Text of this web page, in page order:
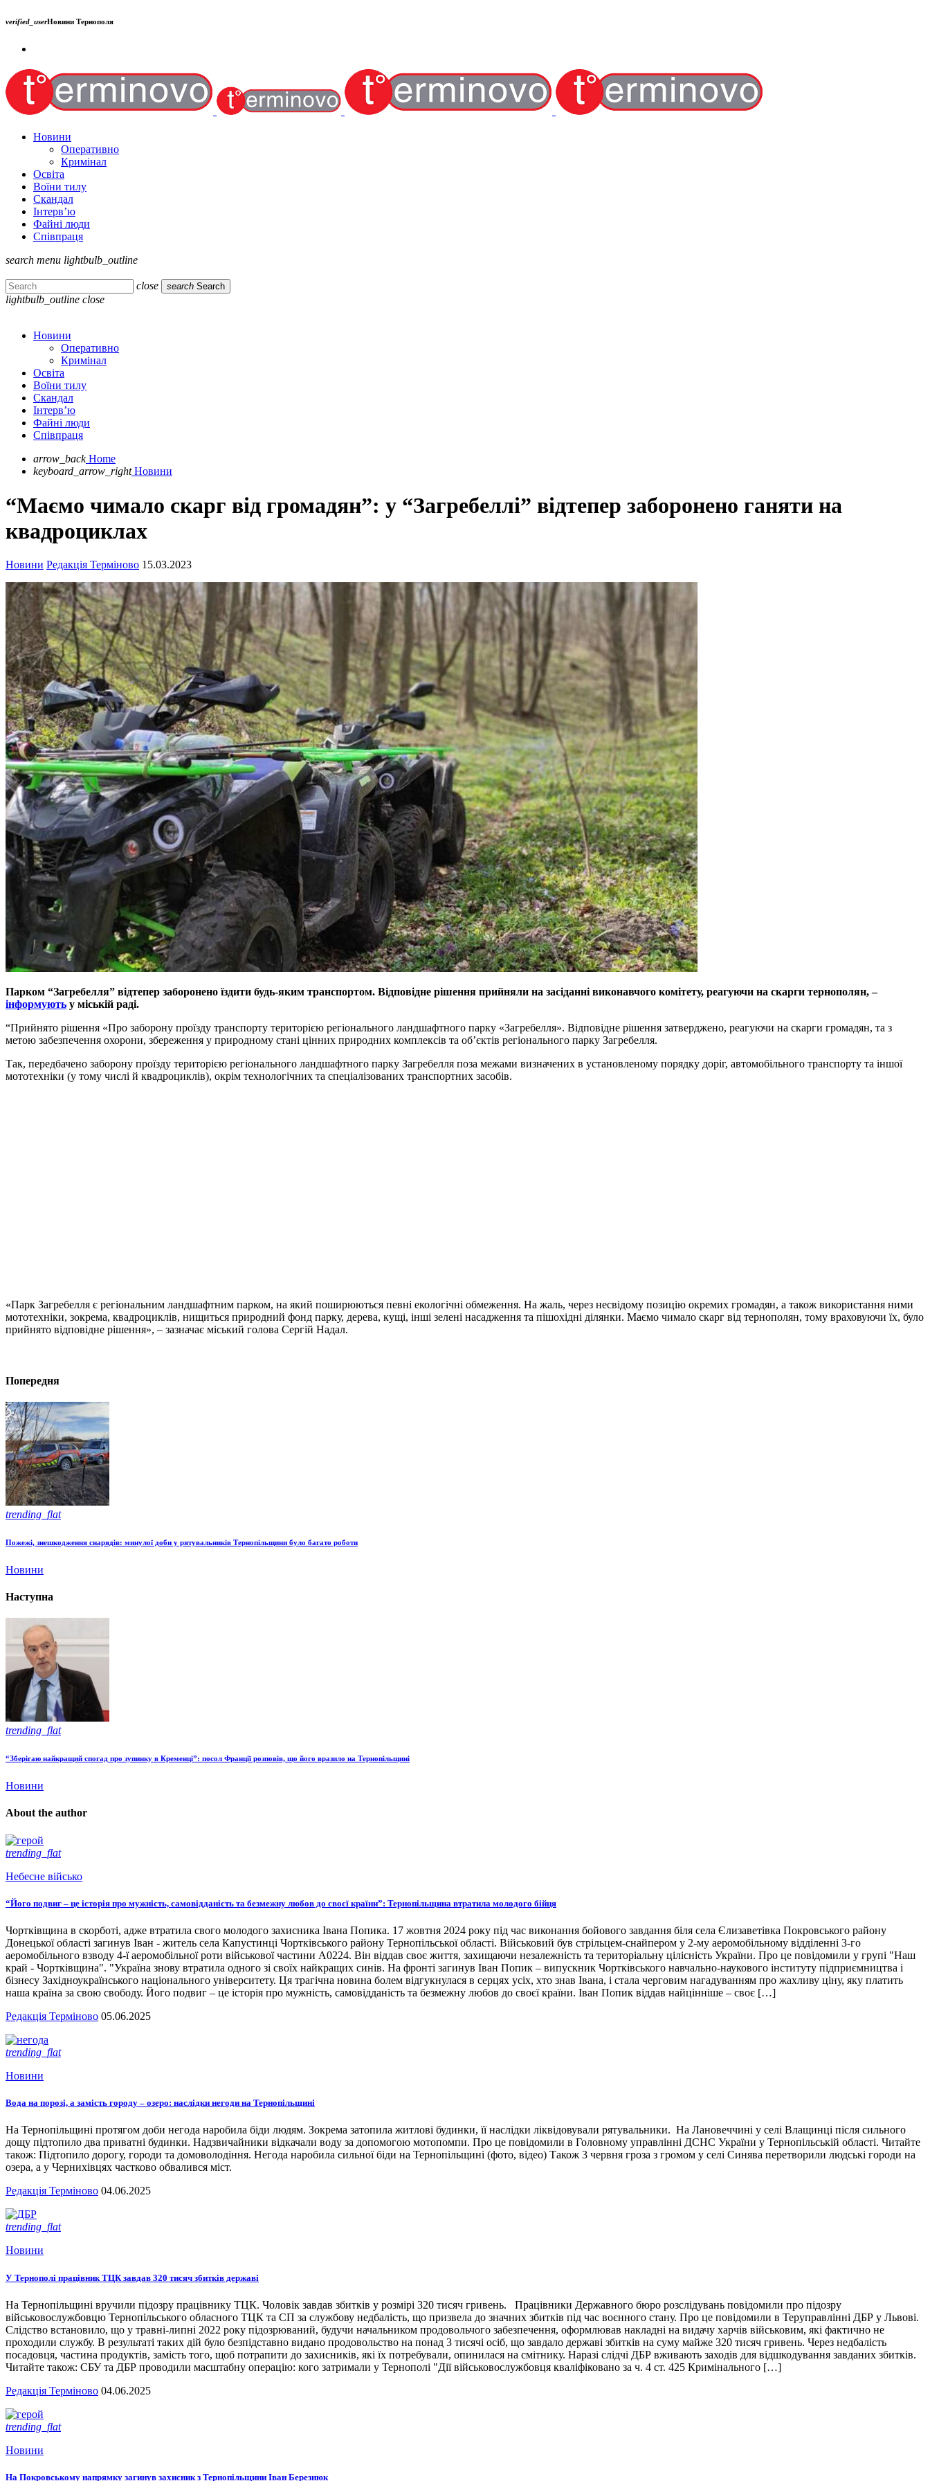
verified_userНовини Тернополя
Новини
Оперативно
Кримінал
Освіта
Воїни тилу
Скандал
Інтерв’ю
Файні люди
Співпраця
search menu lightbulb_outline
close search Search
lightbulb_outline close
Новини
Оперативно
Кримінал
Освіта
Воїни тилу
Скандал
Інтерв’ю
Файні люди
Співпраця
arrow_back Home
keyboard_arrow_right Новини
“Маємо чимало скарг від громадян”: у “Загребеллі” відтепер заборонено ганяти на
квадроциклах
Новини Редакція Терміново 15.03.2023
Парком “Загребелля” відтепер заборонено їздити будь-яким транспортом. Відповідне рішення прийняли на засіданні виконавчого комітету, реагуючи на скарги тернополян, –
інформують у міській раді.
“Прийнято рішення «Про заборону проїзду транспорту територією регіонального ландшафтного парку «Загребелля». Відповідне рішення затверджено, реагуючи на скарги громадян, та з
метою забезпечення охорони, збереження у природному стані цінних природних комплексів та об’єктів регіонального парку Загребелля.
Так, передбачено заборону проїзду територією регіонального ландшафтного парку Загребелля поза межами визначених в установленому порядку доріг, автомобільного транспорту та іншої
мототехніки (у тому числі й квадроциклів), окрім технологічних та спеціалізованих транспортних засобів.
«Парк Загребелля є регіональним ландшафтним парком, на який поширюються певні екологічні обмеження. На жаль, через несвідому позицію окремих громадян, а також використання ними
мототехніки, зокрема, квадроциклів, нищиться природний фонд парку, дерева, кущі, інші зелені насадження та пішохідні ділянки. Маємо чимало скарг від тернополян, тому враховуючи їх, було
прийнято відповідне рішення», – зазначає міський голова Сергій Надал.
Попередня
trending_flat
Пожежі, знешкодження снарядів: минулої доби у рятувальників Тернопільщини було багато роботи
Новини
Наступна
trending_flat
“Зберігаю найкращий спогад про зупинку в Кременці”: посол Франції розповів, що його вразило на Тернопільщині
Новини
About the author
trending_flat
Небесне військо
“Його подвиг – це історія про мужність, самовідданість та безмежну любов до своєї країни”: Тернопільщина втратила молодого бійця
Чортківщина в скорботі, адже втратила свого молодого захисника Івана Попика. 17 жовтня 2024 року під час виконання бойового завдання біля села Єлизаветівка Покровського району
Донецької області загинув Іван - житель села Капустинці Чортківського району Тернопільської області. Військовий був стрільцем-снайпером у 2-му аеромобільному відділенні 3-го
аеромобільного взводу 4-ї аеромобільної роти військової частини А0224. Він віддав своє життя, захищаючи незалежність та територіальну цілісність України. Про це повідомили у групі "Наш
край - Чортківщина". "Україна знову втратила одного зі своїх найкращих синів. На фронті загинув Іван Попик – випускник Чортківського навчально-наукового інституту підприємництва і
бізнесу Західноукраїнського національного університету. Ця трагічна новина болем відгукнулася в серцях усіх, хто знав Івана, і стала черговим нагадуванням про жахливу ціну, яку платить
наша країна за свою свободу. Його подвиг – це історія про мужність, самовідданість та безмежну любов до своєї країни. Іван Попик віддав найцінніше – своє […]
Редакція Терміново 05.06.2025
trending_flat
Новини
Вода на порозі, а замість городу – озеро: наслідки негоди на Тернопільщині
На Тернопільщині протягом доби негода наробила біди людям. Зокрема затопила житлові будинки, її наслідки ліквідовували рятувальники. На Лановеччині у селі Влащинці після сильного
дощу підтопило два приватні будинки. Надзвичайники відкачали воду за допомогою мотопомпи. Про це повідомили в Головному управлінні ДСНС України у Тернопільській області. Читайте
також: Підтопило дорогу, городи та домоволодіння. Негода наробила сильної біди на Тернопільщині (фото, відео) Також 3 червня гроза з громом у селі Синява перетворили людські городи на
озера, а у Чернихівцях частково обвалився міст.
Редакція Терміново 04.06.2025
trending_flat
Новини
У Тернополі працівник ТЦК завдав 320 тисяч збитків державі
На Тернопільщині вручили підозру працівнику ТЦК. Чоловік завдав збитків у розмірі 320 тисяч гривень. Працівники Державного бюро розслідувань повідомили про підозру
військовослужбовцю Тернопільського обласного ТЦК та СП за службову недбалість, що призвела до значних збитків під час воєнного стану. Про це повідомили в Теруправлінні ДБР у Львові.
Слідство встановило, що у травні-липні 2022 року підозрюваний, будучи начальником продовольчого забезпечення, оформлював накладні на видачу харчів військовим, які фактично не
проходили службу. В результаті таких дій було безпідставно видано продовольство на понад 3 тисячі осіб, що завдало державі збитків на суму майже 320 тисяч гривень. Через недбалість
посадовця, частина продуктів, замість того, щоб потрапити до захисників, які їх потребували, опинилася на смітнику. Наразі слідчі ДБР вживають заходів для відшкодування завданих збитків.
Читайте також: СБУ та ДБР проводили масштабну операцію: кого затримали у Тернополі "Дії військовослужбовця кваліфіковано за ч. 4 ст. 425 Кримінального […]
Редакція Терміново 04.06.2025
trending_flat
Новини
На Покровському напрямку загинув захисник з Тернопільщини Іван Березнюк